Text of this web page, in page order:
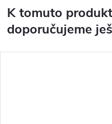
K tomuto
doporučujeme